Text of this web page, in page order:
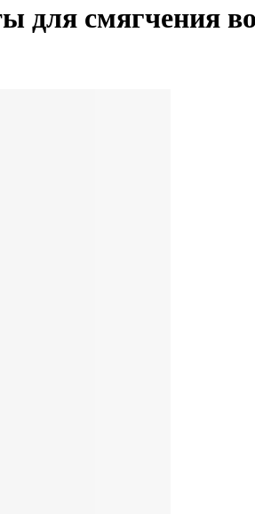
для смягчения